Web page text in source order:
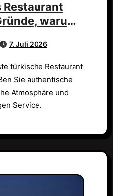
Restaurant
warum
wirst!
7. Juli 2026
Sie authentische
Atmosphäre und
Service.